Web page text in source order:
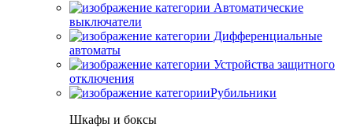
Автоматические
выключатели
Дифференциальные
автоматы
Устройства защитного
отключения
Рубильники
Шкафы и боксы